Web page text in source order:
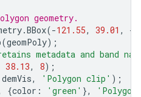
geometry.
.BBox(-121.55, 39.01 , -
(geomPoly);
metadata and band
38.13, 8);
demVis, 'Polygon clip' );
{color : 'green' }, 'Polygon